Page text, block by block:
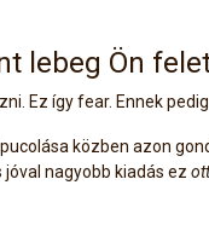
lebeg Ön
Ez így fear. Ennek
közben azon
nagyobb kiadás ez